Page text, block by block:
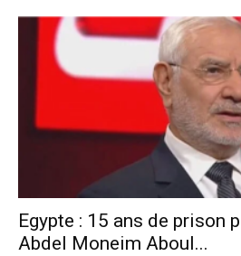
Egypte : 15 ans de prison
Abdel Moneim Aboul...